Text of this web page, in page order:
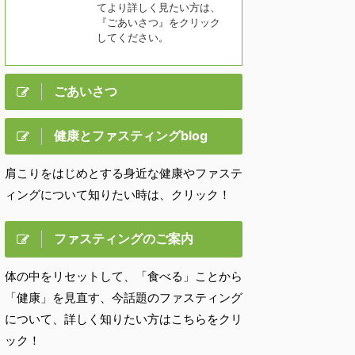
てより詳しく見たい方は、
『ごあいさつ』をクリック
してください。
ごあいさつ
健康とファスティングblog
肩こりをはじめとする身近な健康やファステ
ィングについて知りたい時は、クリック！
ファスティングのご案内
体の中をリセットして、「食べる」ことから
「健康」を見直す、今話題のファスティング
について、詳しく知りたい方はこちらをクリ
ック！